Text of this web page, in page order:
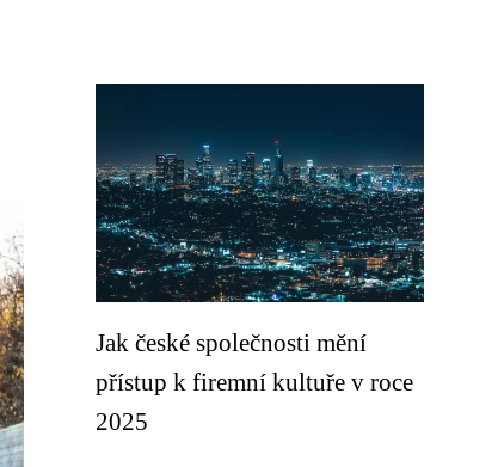
Jak české společnosti mění
přístup k firemní kultuře v roce
2025